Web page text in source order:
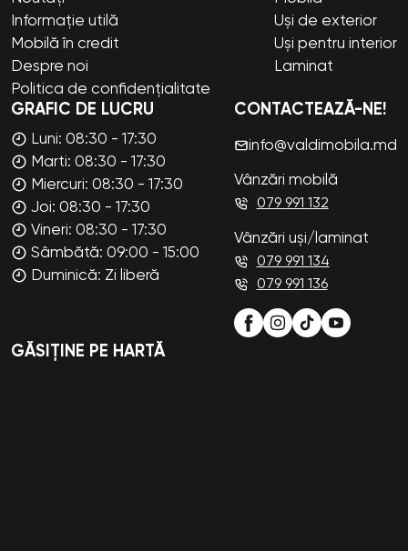
Informație utilă
Mobilă în credit
Despre noi
Politica de confidențialitate
Uși de exterior
Uși pentru interior
Laminat
GRAFIC DE LUCRU
Luni: 08:30 - 17:30
Marti: 08:30 - 17:30
Miercuri: 08:30 - 17:30
Joi: 08:30 - 17:30
Vineri: 08:30 - 17:30
Sâmbătă: 09:00 - 15:00
Duminică: Zi liberă
CONTACTEAZĂ-NE!
info@valdimobila.md
Vânzări mobilă
079 991 132
Vânzări uși/laminat
079 991 134
079 991 136
GĂSIȚINE PE HARTĂ